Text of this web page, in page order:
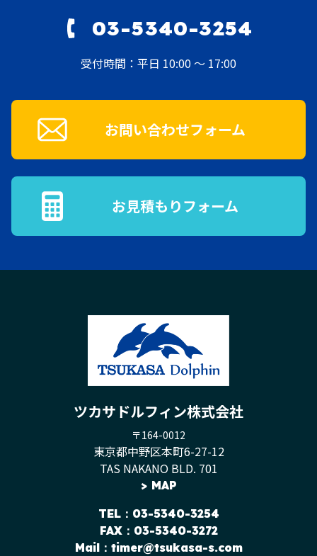
03-5340-3254
受付時間：平日 10:00 ～ 17:00
お問い合わせフォーム
お見積もりフォーム
ツカサドルフィン株式会社
〒164-0012
東京都中野区本町6-27-12
TAS NAKANO BLD. 701
> MAP
TEL：03-5340-3254
FAX：03-5340-3272
Mail： timer@tsukasa-s.com